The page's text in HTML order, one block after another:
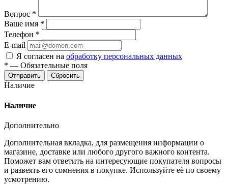
Вопрос *
Ваше имя *
Телефон *
E-mail
Я согласен на обработку персональных данных
* — Обязательные поля
Отправить Сбросить
Наличие
Наличие
Дополнительно
Дополнительная вкладка, для размещения информации о
магазине, доставке или любого другого важного контента.
Поможет вам ответить на интересующие покупателя вопросы
и развеять его сомнения в покупке. Используйте её по своему
усмотрению.